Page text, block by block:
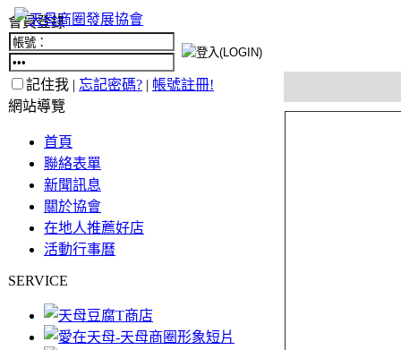
會員登錄
記住我 | 忘記密碼? | 帳號註冊!
網站導覽
首頁
聯絡表單
新聞訊息
關於協會
在地人推薦好店
活動行事曆
SERVICE